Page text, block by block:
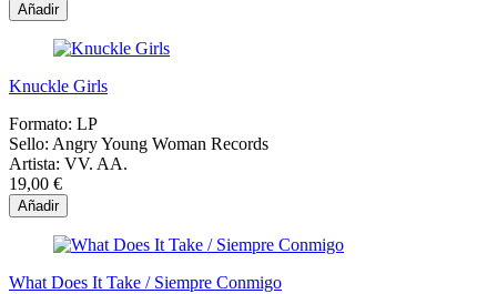
Añadir
Knuckle Girls
Formato: LP
Sello: Angry Young Woman Records
Artista: VV. AA.
19,00 €
Añadir
What Does It Take / Siempre Conmigo